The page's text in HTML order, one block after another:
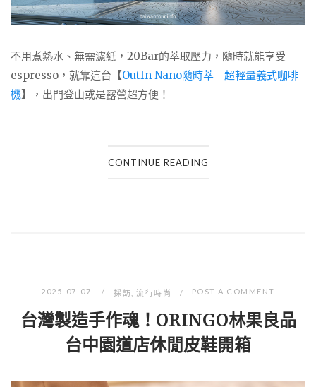
不用煮熱水、無需濾紙，20Bar的萃取壓力，隨時就能享受
espresso，就靠這台【OutIn Nano隨時萃｜超輕量義式咖啡
機】，出門登山或是露營超方便！
CONTINUE READING
2025-07-07 採訪 ,流行時尚 POST A COMMENT
台灣製造手作魂！ORINGO林果良品
台中園道店休閒皮鞋開箱